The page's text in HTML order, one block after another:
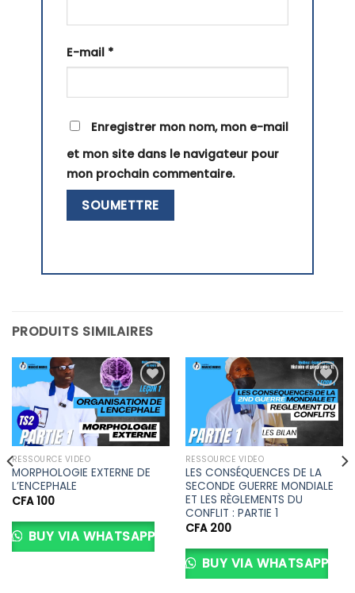
E-mail *
Enregistrer mon nom, mon e-mail
et mon site dans le navigateur pour
mon prochain commentaire.
PRODUITS SIMILAIRES
Ajouter
à la liste
d’envies
RESSOURCE VIDÉO
MORPHOLOGIE EXTERNE DE
L’ENCEPHALE
CFA100
BUY VIA WHATSAPP
Ajouter
à la liste
d’envies
RESSOURCE VIDÉO
LES CONSÉQUENCES DE LA
SECONDE GUERRE MONDIALE
ET LES RÈGLEMENTS DU
CONFLIT : PARTIE 1
CFA200
BUY VIA WHATSAPP